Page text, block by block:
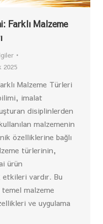
Farklı Malzeme
2025
Malzeme Türleri
imalat
disiplinlerden
malzemenin
özelliklerine bağlı
türlerinin,
ürün
vardır. Bu
malzeme
ve uygulama